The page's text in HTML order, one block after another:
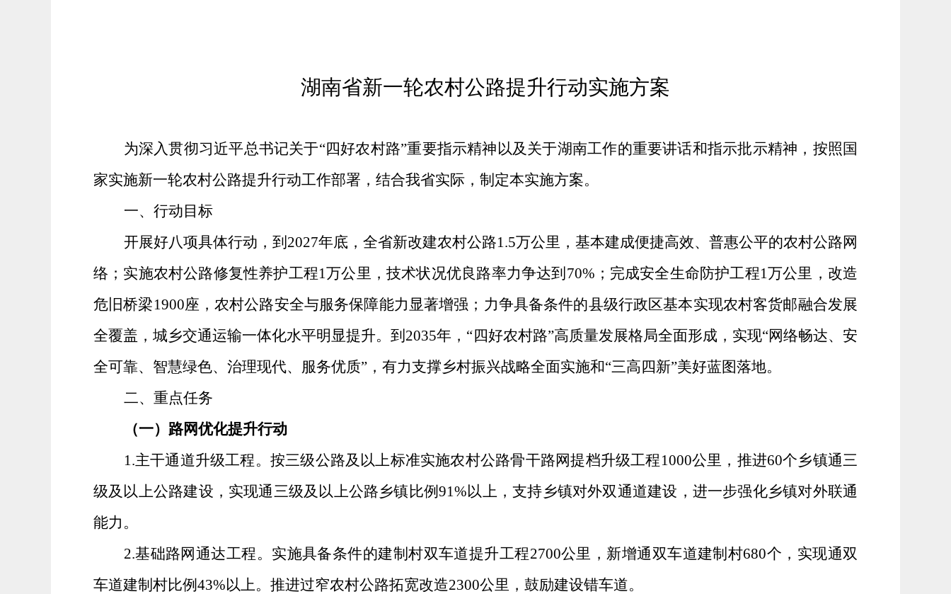
湖南省新一轮农村公路提升行动实施方案
为深入贯彻习近平总书记关于“四好农村路”重要指示精神以及关于湖南工作的重要讲话和指示批示精神，按照国
家实施新一轮农村公路提升行动工作部署，结合我省实际，制定本实施方案。
一、行动目标
开展好八项具体行动，到 2027年底，全省新改建农村公路1.5万公里，基本建成便捷高效、普惠公平的农村公路网
络；实施农村公路修复性养护工程1万公里，技术状况优良路率力争达到 70% ；完成安全生命防护工程1万公里，改造
危旧桥梁1900座，农村公路安全与服务保障能力显著增强；力争具备条件的县级行政区基本实现农村客货邮融合发展
全覆盖，城乡交通运输一体化水平明显提升。到 2035年， “四好农村路”高质量发展格局全面形成，实现“网络畅达、安
全可靠、智慧绿色、治理现代、服务优质”，有力支撑乡村振兴战略全面实施和“三高四新”美好蓝图落地。
二、重点任务
（一）路网优化提升行动
1.主干通道升级工程。按三级公路及以上标准实施农村公路骨干路网提档升级工程1000公里 ， 推进60个乡镇通三
级及以上公路建设，实现通三级及以上公路乡镇比例91%以上 ，支持乡镇对外双通道建设，进一步强化乡镇对外联通
能力。
2.基础路网通达工程。实施具备条件的建制村双车道提升工程2700公里，新增通双车道建制村680个， 实现通双
车道建制村比例43%以上。 推进过窄农村公路拓宽改造2300公里，鼓励建设错车道。